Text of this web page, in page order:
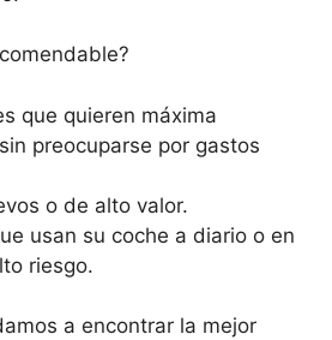
que quieren máxima
preocuparse por gastos
o de alto valor.
usan su coche a diario o en
riesgo.
a encontrar la mejor